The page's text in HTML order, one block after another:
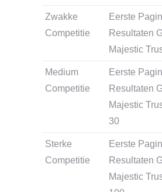
Zwakke
Competitie
Eerste
Resultaten
Majestic
Medium
Competitie
Eerste
Resultaten
Majestic
30
Sterke
Competitie
Eerste
Resultaten
Majestic